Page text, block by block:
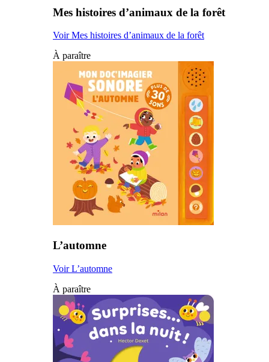
Mes histoires d’animaux de la forêt
Voir Mes histoires d’animaux de la forêt
À paraître
L’automne
Voir L’automne
À paraître